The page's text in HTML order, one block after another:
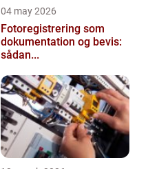
04 may 2026
Fotoregistrering som
dokumentation og bevis:
sådan...